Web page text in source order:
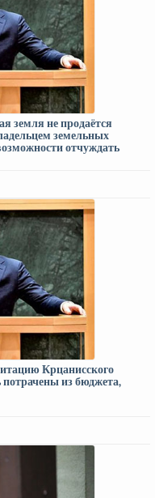
земля не продаётся
земельных
отчуждать
Крцанисского
из бюджета,